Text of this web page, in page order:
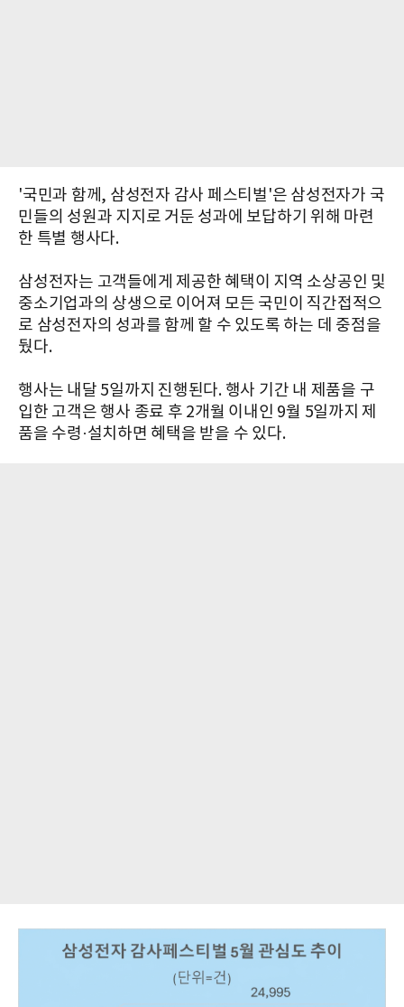
'국민과 함께, 삼성전자 감사 페스티벌'은 삼성전자가 국
민들의 성원과 지지로 거둔 성과에 보답하기 위해 마련
한 특별 행사다.
삼성전자는 고객들에게 제공한 혜택이 지역 소상공인 및
중소기업과의 상생으로 이어져 모든 국민이 직간접적으
로 삼성전자의 성과를 함께 할 수 있도록 하는 데 중점을
뒀다.
행사는 내달 5일까지 진행된다. 행사 기간 내 제품을 구
입한 고객은 행사 종료 후 2개월 이내인 9월 5일까지 제
품을 수령·설치하면 혜택을 받을 수 있다.